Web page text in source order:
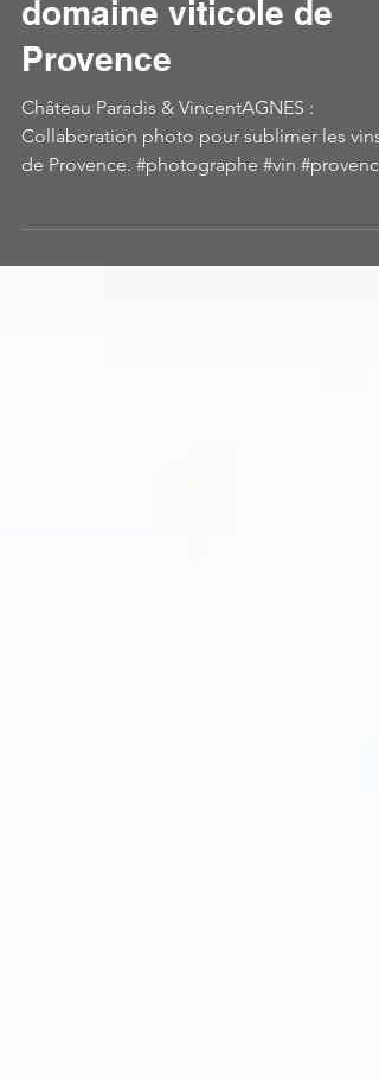
service de l'image d'un
domaine viticole de
Provence
Château Paradis & VincentAGNES :
de Provence. #photographe #vin #provence